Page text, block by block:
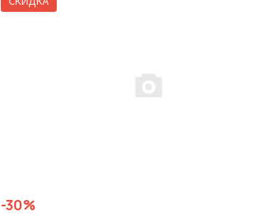
-30%